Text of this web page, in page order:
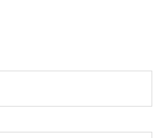
#dautu #chungkhoan